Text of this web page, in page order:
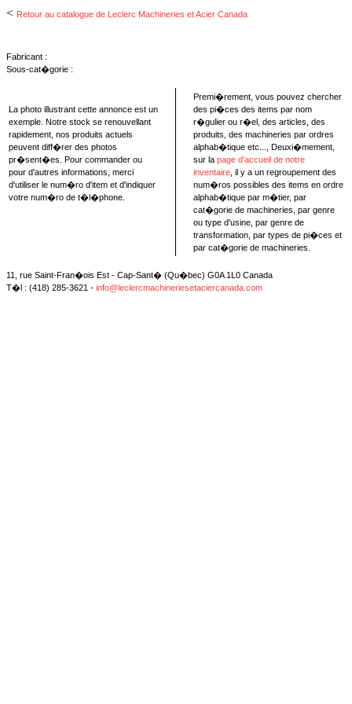
< Retour au catalogue de Leclerc Machineries et Acier Canada
Fabricant :
Sous-cat�gorie :
La photo illustrant cette annonce est un
exemple. Notre stock se renouvellant
rapidement, nos produits actuels
peuvent diff�rer des photos
pr�sent�es. Pour commander ou
pour d'autres informations, merci
d'utiliser le num�ro d'item et d'indiquer
votre num�ro de t�l�phone.
Premi�rement, vous pouvez chercher
des pi�ces des items par nom
r�gulier ou r�el, des articles, des
produits, des machineries par ordres
alphab�tique etc..., Deuxi�mement,
sur la page d'accueil de notre
inventaire , il y a un regroupement des
num�ros possibles des items en ordre
alphab�tique par m�tier, par
cat�gorie de machineries, par genre
ou type d'usine, par genre de
transformation, par types de pi�ces et
par cat�gorie de machineries.
11, rue Saint-Fran�ois Est - Cap-Sant� (Qu�bec) G0A 1L0 Canada
T�l : (418) 285-3621 - info@leclercmachineriesetaciercanada.com